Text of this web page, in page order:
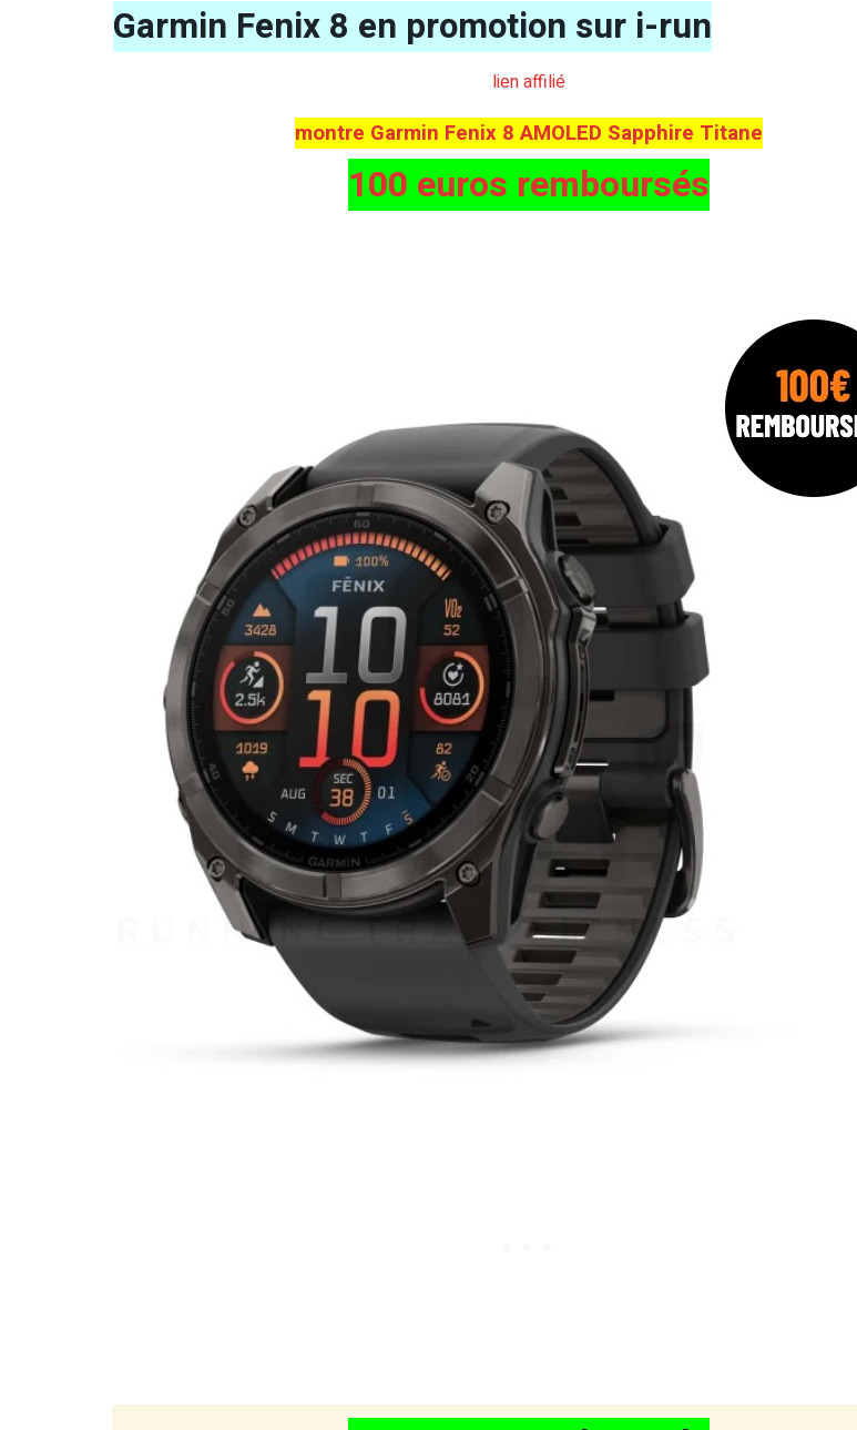
Garmin Fenix 8 en promotion sur i-run
lien affilié
montre Garmin Fenix 8 AMOLED Sapphire Titane
100 euros remboursés